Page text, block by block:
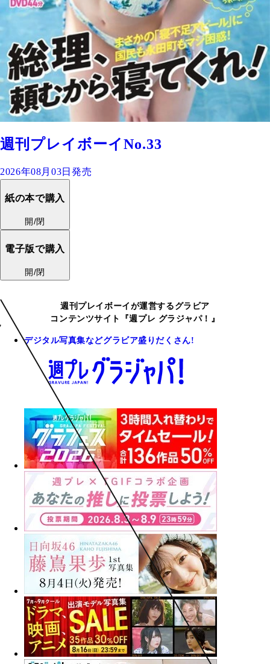
週刊プレイボーイNo.33
2026年08月03日発売
紙の本で購入
開/閉
電子版で購入
開/閉
週刊プレイボーイが運営するグラビア
コンテンツサイト『週プレ グラジャパ！』
デジタル写真集などグラビア盛りだくさん!